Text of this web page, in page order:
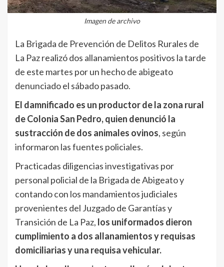
Imagen de archivo
La Brigada de Prevención de Delitos Rurales de
La Paz realizó dos allanamientos positivos la tarde
de este martes por un hecho de abigeato
denunciado el sábado pasado.
El damnificado es un productor de la zona rural
de Colonia San Pedro, quien denunció la
sustracción de dos animales ovinos, según
informaron las fuentes policiales.
Practicadas diligencias investigativas por
personal policial de la Brigada de Abigeato y
contando con los mandamientos judiciales
provenientes del Juzgado de Garantías y
Transición de La Paz, los uniformados dieron
cumplimiento a dos allanamientos y requisas
domiciliarias y una requisa vehicular.